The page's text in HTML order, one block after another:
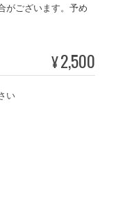
がございます。予め
¥2,500
い